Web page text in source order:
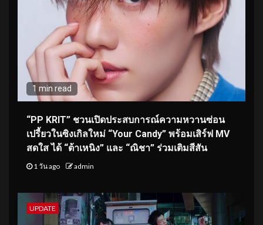
1 min read
“PP KRIT” ชวนเปิดประสบการณ์ความหวานซ่อน
เปรี้ยวในซิงเกิลใหม่ “Your Candy” พร้อมเสิร์ฟ MV
สดใส ได้ “ต้าเหนิง” และ “ณิชา” ร่วมเติมสีสัน
1 วัน ago admin
UPDATE